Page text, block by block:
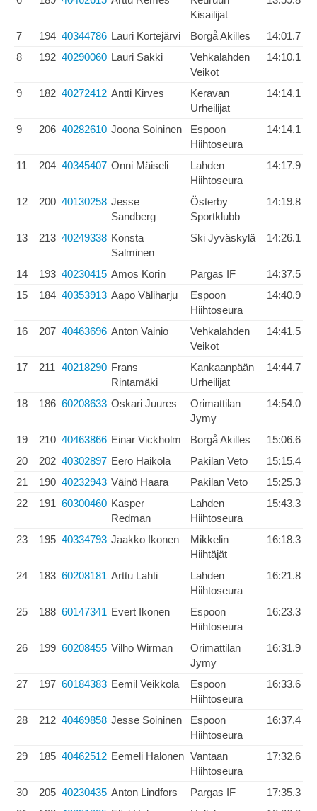
Kisailijat
7 194 40344786 Lauri Kortejärvi Borgå Akilles
14:01.7
8
192 40290060 Lauri Sakki
Vehkalahden
Veikot
14:10.1
9 182 40272412 Antti Kirves
Keravan
Urheilijat
14:14.1
9 206 40282610 Joona Soininen
Espoon
Hiihtoseura
14:14.1
11 204 40345407 Onni Mäiseli
Lahden
Hiihtoseura
14:17.9
12 200 40130258 Jesse
Sandberg
Österby
Sportklubb
14:19.8
13 213 40249338 Konsta
Salminen
Ski Jyväskylä 14:26.1
14 193 40230415 Amos Korin Pargas IF
14:37.5
15
184 40353913 Aapo Väliharju
Espoon
Hiihtoseura
14:40.9
16 207 40463696 Anton Vainio
Vehkalahden
Veikot
14:41.5
17 211 40218290 Frans
Rintamäki
Kankaanpään
Urheilijat
14:44.7
18 186 60208633 Oskari Juures
Orimattilan
Jymy
14:54.0
19 210 40463866 Einar Vickholm Borgå Akilles
15:06.6
20
202 40302897 Eero Haikola Pakilan Veto
15:15.4
21
190 40232943 Väinö Haara Pakilan Veto
15:25.3
22
191 60300460 Kasper
Redman
Lahden
Hiihtoseura
15:43.3
23 195 40334793 Jaakko Ikonen
Mikkelin
Hiihtäjät
16:18.3
24 183 60208181 Arttu Lahti
Lahden
Hiihtoseura
16:21.8
25 188 60147341 Evert Ikonen
Espoon
Hiihtoseura
16:23.3
26 199 60208455 Vilho Wirman
Orimattilan
Jymy
16:31.9
27 197 60184383 Eemil Veikkola
Espoon
Hiihtoseura
16:33.6
28 212 40469858 Jesse Soininen
Espoon
Hiihtoseura
16:37.4
29 185 40462512 Eemeli Halonen Vantaan
Hiihtoseura
17:32.6
30 205 40230435 Anton Lindfors Pargas IF
17:35.3